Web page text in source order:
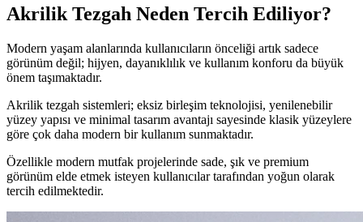
Akrilik Tezgah Neden Tercih Ediliyor?
Modern yaşam alanlarında kullanıcıların önceliği artık sadece
görünüm değil; hijyen, dayanıklılık ve kullanım konforu da büyük
önem taşımaktadır.
Akrilik tezgah sistemleri; eksiz birleşim teknolojisi, yenilenebilir
yüzey yapısı ve minimal tasarım avantajı sayesinde klasik yüzeylere
göre çok daha modern bir kullanım sunmaktadır.
Özellikle modern mutfak projelerinde sade, şık ve premium
görünüm elde etmek isteyen kullanıcılar tarafından yoğun olarak
tercih edilmektedir.